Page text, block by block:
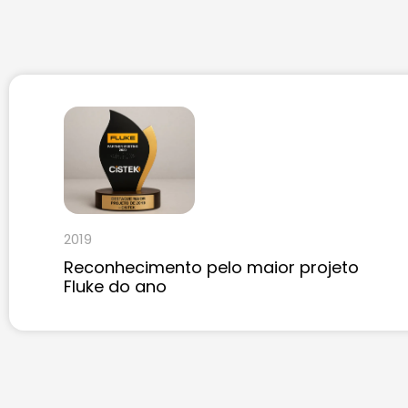
2019
Reconhecimento pelo maior projeto
Fluke do ano